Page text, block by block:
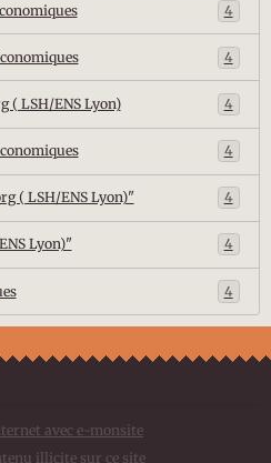
4
4
( LSH/ENS Lyon) 4
4
( LSH/ENS Lyon)" 4
Lyon)" 4
4
avec e-monsite
illicite sur ce site